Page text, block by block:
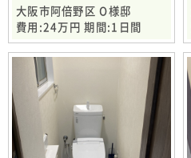
大阪市阿倍野区 O様邸
費用:24万円 期間:1日間